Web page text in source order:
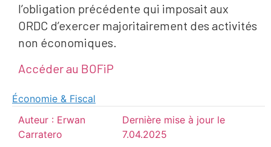
l’obligation précédente qui imposait aux
ORDC d’exercer majoritairement des activités
non économiques.
Accéder au BOFiP
Économie & Fiscal
Auteur : Erwan
Carratero
Dernière mise à jour le
7.04.2025